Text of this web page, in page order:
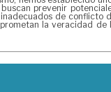
prevenir
de conflicto
la veracidad de